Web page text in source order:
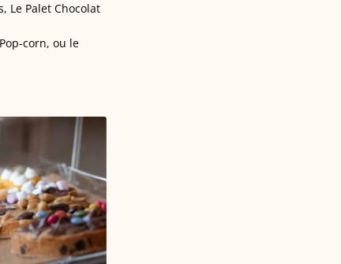
Le Palet Chocolat
corn, ou le